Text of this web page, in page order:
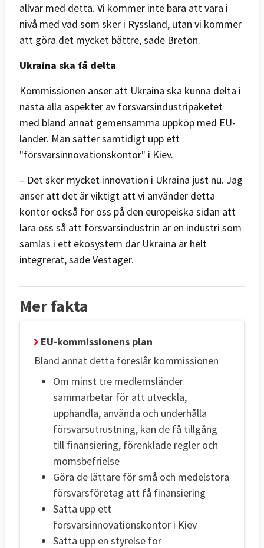
allvar med detta. Vi kommer inte bara att vara i
nivå med vad som sker i Ryssland, utan vi kommer
att göra det mycket bättre, sade Breton.
Ukraina ska få delta
Kommissionen anser att Ukraina ska kunna delta i
nästa alla aspekter av försvarsindustripaketet
med bland annat gemensamma uppköp med EU-
länder. Man sätter samtidigt upp ett
"försvarsinnovationskontor" i Kiev.
– Det sker mycket innovation i Ukraina just nu. Jag
anser att det är viktigt att vi använder detta
kontor också för oss på den europeiska sidan att
lära oss så att försvarsindustrin är en industri som
samlas i ett ekosystem där Ukraina är helt
integrerat, sade Vestager.
Mer fakta
EU-kommissionens plan
Bland annat detta föreslår kommissionen
Om minst tre medlemsländer
sammarbetar för att utveckla,
upphandla, använda och underhålla
försvarsutrustning, kan de få tillgång
till finansiering, förenklade regler och
momsbefrielse
Göra de lättare för små och medelstora
försvarsföretag att få finansiering
Sätta upp ett
försvarsinnovationskontor i Kiev
Sätta upp en styrelse för